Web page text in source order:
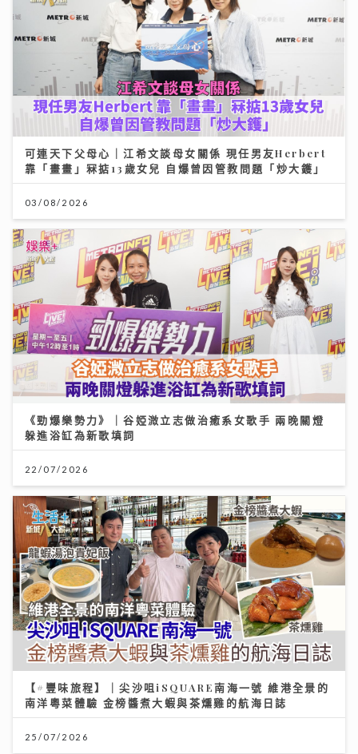
可連天下父母心｜江希文談母女關係 現任男友Herbert
靠「畫畫」冧掂13歲女兒 自爆曾因管教問題「炒大鑊」
03/08/2026
《勁爆樂勢力》｜谷婭溦立志做治癒系女歌手 兩晚關燈
躲進浴缸為新歌填詞
22/07/2026
【#豐味旅程】｜尖沙咀iSQUARE南海一號 維港全景的
南洋粵菜體驗 金榜醬煮大蝦與茶燻雞的航海日誌
25/07/2026